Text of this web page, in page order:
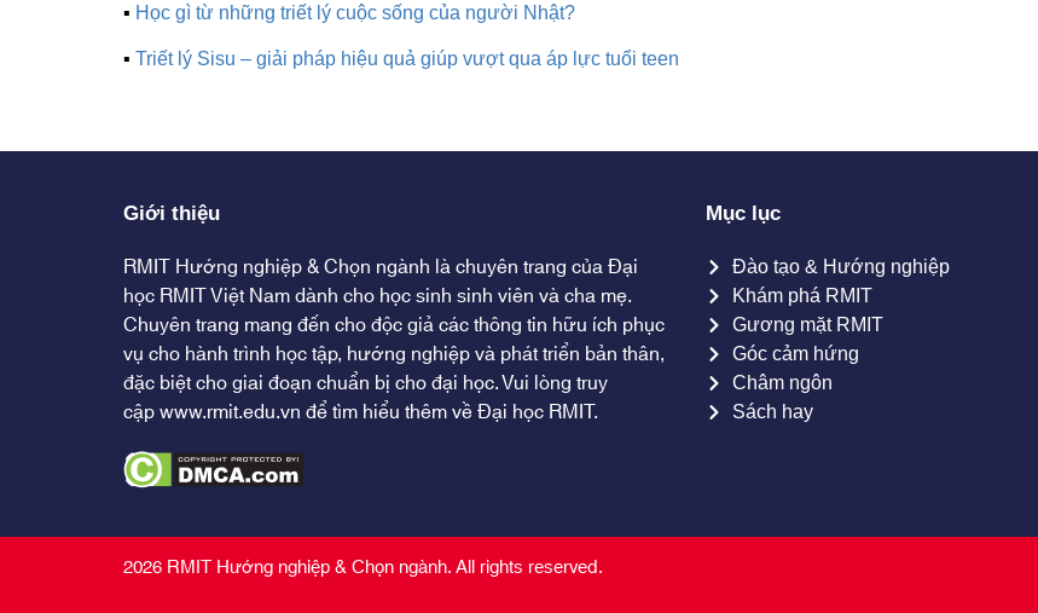
▪ Học gì từ những triết lý cuộc sống của người Nhật?
▪ Triết lý Sisu – giải pháp hiệu quả giúp vượt qua áp lực tuổi teen
Giới thiệu
RMIT Hướng nghiệp & Chọn ngành là chuyên trang của Đại
học RMIT Việt Nam dành cho học sinh sinh viên và cha mẹ.
Chuyên trang mang đến cho độc giả các thông tin hữu ích phục
vụ cho hành trình học tập, hướng nghiệp và phát triển bản thân,
đặc biệt cho giai đoạn chuẩn bị cho đại học. Vui lòng truy
cậpwww.rmit.edu.vnđể tìm hiểu thêm về Đại học RMIT.
Mục lục
Đào tạo & Hướng nghiệp
Khám phá RMIT
Gương mặt RMIT
Góc cảm hứng
Châm ngôn
Sách hay
2026 RMIT Hướng nghiệp & Chọn ngành. All rights reserved.